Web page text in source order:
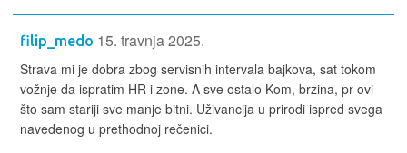
filip_medo 15. travnja 2025.
Strava mi je dobra zbog servisnih intervala bajkova, sat tokom
vožnje da ispratim HR i zone. A sve ostalo Kom, brzina, pr-ovi
što sam stariji sve manje bitni. Uživancija u prirodi ispred svega
navedenog u prethodnoj rečenici.